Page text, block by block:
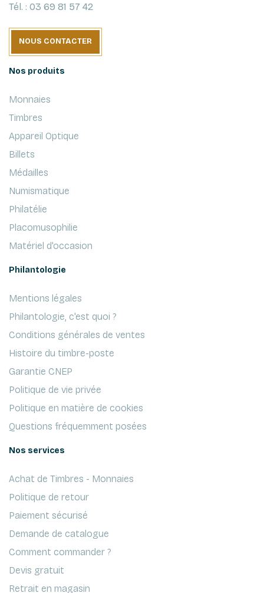
Tél. : 03 69 81 57 42
NOUS CONTACTER
Nos produits
Monnaies
Timbres
Appareil Optique
Billets
Médailles
Numismatique
Philatélie
Placomusophilie
Matériel d'occasion
Philantologie
Mentions légales
Philantologie, c'est quoi ?
Conditions générales de ventes
Histoire du timbre-poste
Garantie CNEP
Politique de vie privée
Politique en matière de cookies
Questions fréquemment posées
Nos services
Achat de Timbres - Monnaies
Politique de retour
Paiement sécurisé
Demande de catalogue
Comment commander ?
Devis gratuit
Retrait en magasin